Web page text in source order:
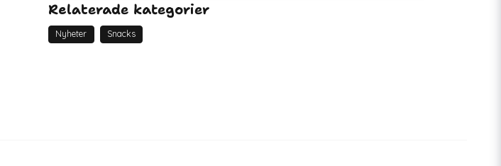
Artikelnummer
Relaterade kategorier
Nyheter Snacks